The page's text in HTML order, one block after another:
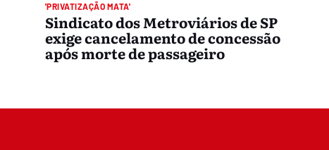
'PRIVATIZAÇÃO MATA'
Sindicato dos Metroviários de SP
exige cancelamento de concessão
após morte de passageiro